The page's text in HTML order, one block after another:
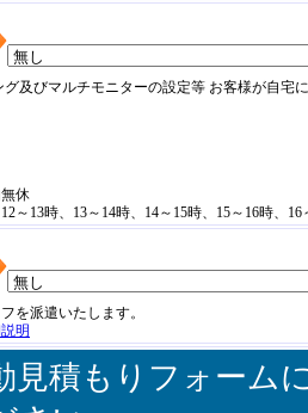
及びマルチモニターの設定等 お客様が自宅
休
13時、13～14時、14～15時、15～16時、16
を派遣いたします。
明
見積もりフォーム